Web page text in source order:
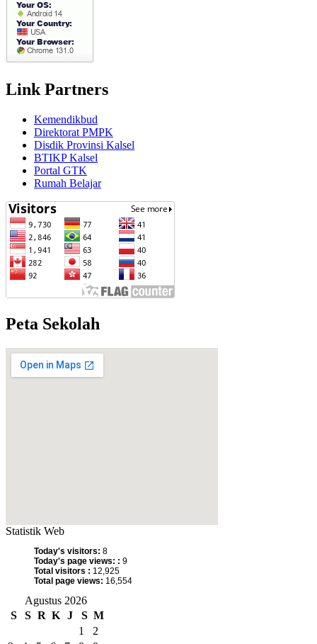
Link Partners
Kemendikbud
Direktorat PMPK
Disdik Provinsi Kalsel
BTIKP Kalsel
Portal GTK
Rumah Belajar
Peta Sekolah
Statistik Web
Today's visitors: 8
Today's page views: : 9
Total visitors : 12,925
Total page views: 16,554
Agustus 2026
S
S R K J S M
1
2